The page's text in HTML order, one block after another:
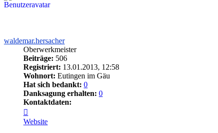
waldemar.hersacher
Oberwerkmeister
Beiträge: 506
Registriert: 13.01.2013, 12:58
Wohnort: Eutingen im Gäu
Hat sich bedankt: 0
Danksagung erhalten: 0
Kontaktdaten:
von
waldemar.hersacher
Website